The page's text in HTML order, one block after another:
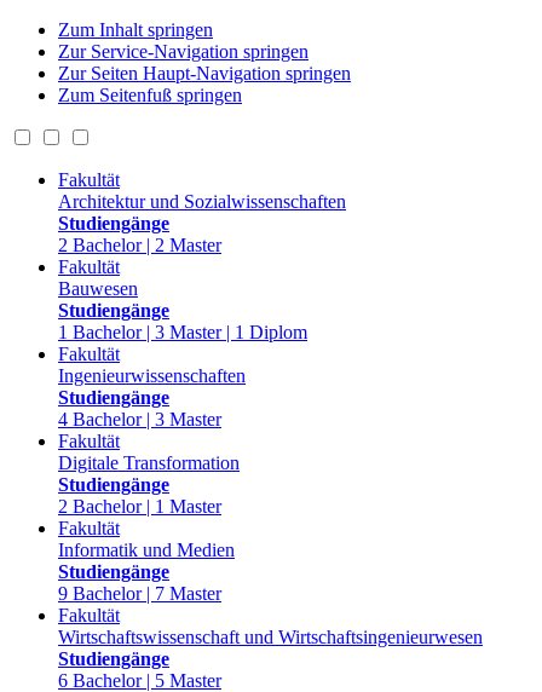
Zum Inhalt springen
Zur Service-Navigation springen
Zur Seiten Haupt-Navigation springen
Zum Seitenfuß springen
Fakultät
Architektur und Sozialwissenschaften
Studiengänge
2 Bachelor | 2 Master
Fakultät
Bauwesen
Studiengänge
1 Bachelor | 3 Master | 1 Diplom
Fakultät
Ingenieurwissenschaften
Studiengänge
4 Bachelor | 3 Master
Fakultät
Digitale Transformation
Studiengänge
2 Bachelor | 1 Master
Fakultät
Informatik und Medien
Studiengänge
9 Bachelor | 7 Master
Fakultät
Wirtschaftswissenschaft und Wirtschaftsingenieurwesen
Studiengänge
6 Bachelor | 5 Master